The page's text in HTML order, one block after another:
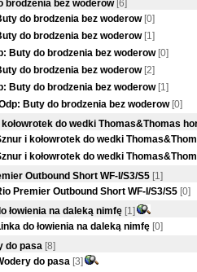
brodzenia bez woderow [6]
do brodzenia bez woderow [0]
do brodzenia bez woderow [1]
Buty do brodzenia bez woderow [0]
do brodzenia bez woderow [2]
Buty do brodzenia bez woderow [1]
Buty do brodzenia bez woderow [0]
do wedki Thomas&Thomas
i kołowrotek do wedki
i kołowrotek do wedki
Outbound Short WF-I/S3/S5 [1]
Premier Outbound Short WF-I/S3/S5 [0]
łowienia na daleką nimfę [1]
do łowienia na daleką nimfę [0]
do pasa [8]
do pasa [3]